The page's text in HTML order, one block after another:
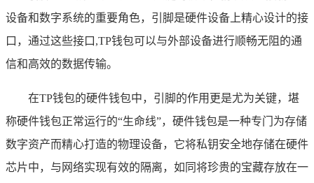
设备和数字系统的重要角色，引脚是硬件设备上精心设计的接
口，通过这些接口,TP钱包可以与外部设备进行顺畅无阻的通
信和高效的数据传输。
在TP钱包的硬件钱包中，引脚的作用更是尤为关键，堪
称硬件钱包正常运行的“生命线”，硬件钱包是一种专门为存储
数字资产而精心打造的物理设备，它将私钥安全地存储在硬件
芯片中，与网络实现有效的隔离，如同将珍贵的宝藏存放在一